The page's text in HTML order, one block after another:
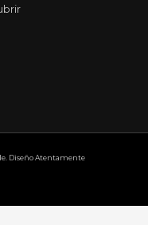
Diseño Atentamente